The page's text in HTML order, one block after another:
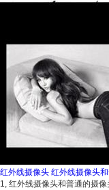
红外线摄像头 红外线摄像头
1, 红外线摄像头和普通的摄